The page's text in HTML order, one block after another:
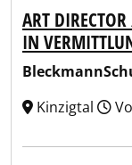
ART
IN
Kinzigtal